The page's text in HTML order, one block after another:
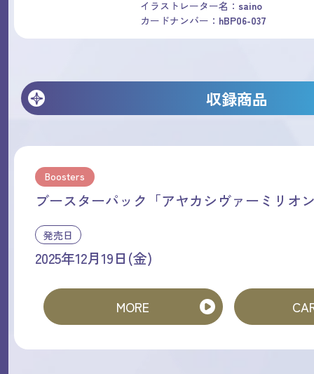
イラストレーター名： saino
カードナンバー： hBP06-037
収録商品
Boosters
ブースターパック「アヤカシヴァーミリオ
発売日
2025年12月19日(金)
MORE